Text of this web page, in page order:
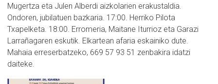
Mugertza eta Julen Alberdi aizkolarien erakustaldia.
Ondoren, jubilatuen bazkaria. 17:00. Herriko Pilota
Txapelketa. 18:00. Erromeria, Maitane Iturrioz eta Garazi
Larrañagaren eskutik. Elkartean afaria eskainiko dute.
Mahaia erreserbatzeko, 669 57 93 51 zenbakira idatzi
daiteke.